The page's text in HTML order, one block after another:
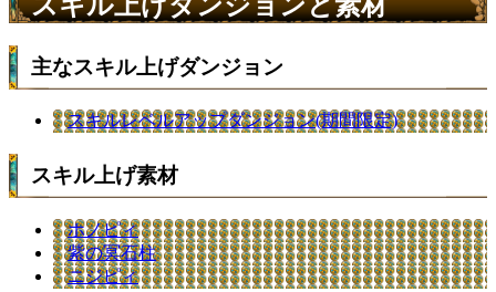
主なスキル上げダンジョン
スキルレベルアップダンジョン(期間限定)
スキル上げ素材
ホノピィ
紫の冥石柱
ニジピィ